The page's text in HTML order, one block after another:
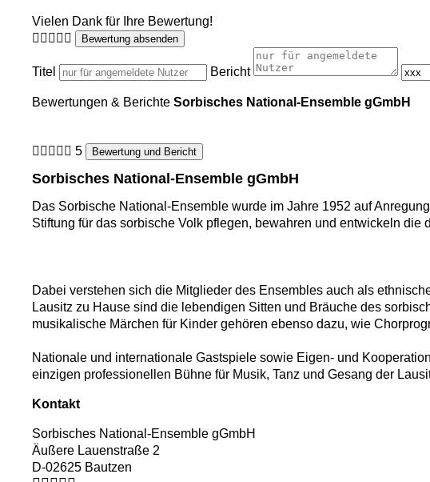
Vielen Dank für Ihre Bewertung!
Bewertung absenden
Titel Bericht
Bewertungen & Berichte Sorbisches National-Ensemble gGmbH
5 Bewertung und Bericht
Sorbisches National-Ensemble gGmbH
Das Sorbische National-Ensemble wurde im Jahre 1952 auf
Stiftung für das sorbische Volk pflegen, bewahren und entwickeln
Dabei verstehen sich die Mitglieder des Ensembles auch als
Lausitz zu Hause sind die lebendigen Sitten und Bräuche des
musikalische Märchen für Kinder gehören ebenso dazu, wie
Nationale und internationale Gastspiele sowie Eigen- und
einzigen professionellen Bühne für Musik, Tanz und Gesang der
Kontakt
Sorbisches National-Ensemble gGmbH
Äußere Lauenstraße 2
D-02625 Bautzen